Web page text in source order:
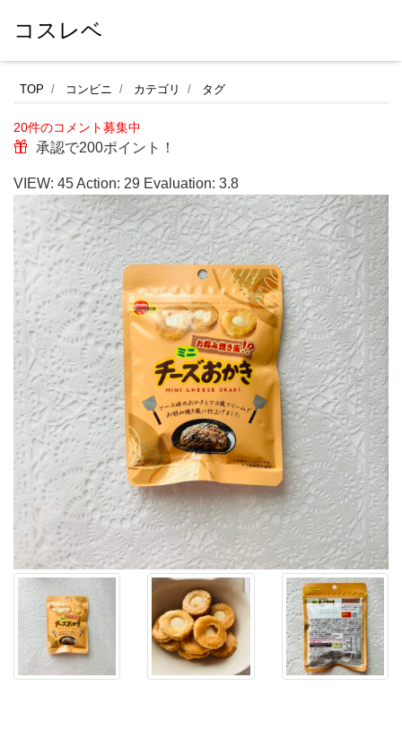
コスレベ
フ
ァ
ミ
ー
マ
ー
ト
で
私
の
好
き
な
ミ
ニ
チ
ー
ズ
お
か
き
の
TOP コンビニ カテゴリ タグ
20件のコメント募集中
承認で200ポイント！
VIEW: 45Action: 29 Evaluation: 3.8